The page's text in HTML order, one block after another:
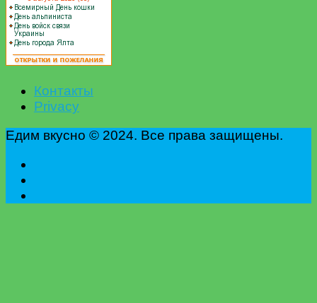
Контакты
Privacy
Едим вкусно © 2024. Все права защищены.